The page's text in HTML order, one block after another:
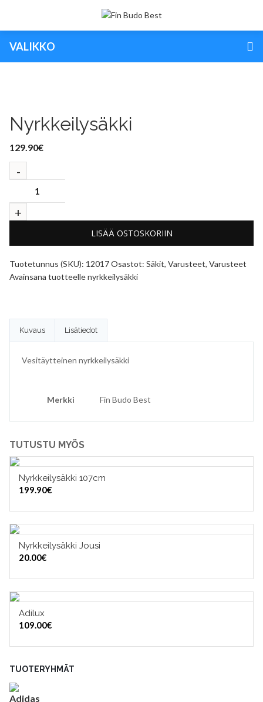
VALIKKO
Nyrkkeilysäkki
129.90€
LISÄÄ OSTOSKORIIN
Tuotetunnus (SKU): 12017Osastot: Säkit, Varusteet, Varusteet
Avainsana tuotteellenyrkkeilysäkki
Kuvaus Lisätiedot
Vesitäytteinen nyrkkeilysäkki
Merkki Fin Budo Best
TUTUSTU MYÖS
VALITSE VAIHTOEHDOISTA
Nyrkkeilysäkki 107cm
199.90€
Nyrkkeilysäkki Jousi
20.00€
Adilux
109.00€
TUOTERYHMÄT